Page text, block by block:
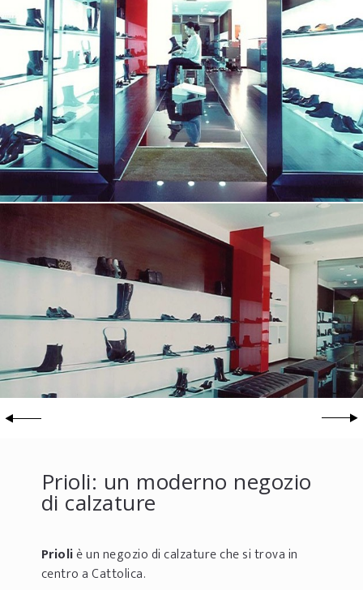
Prioli: un moderno negozio
di calzature
Prioliè un negozio di calzature che si trova in
centro a Cattolica.